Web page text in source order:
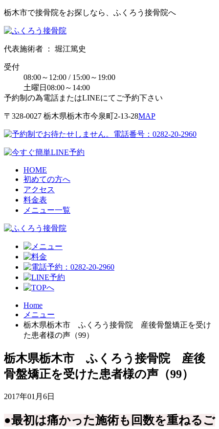
栃木市で接骨院をお探しなら、ふくろう接骨院へ
代表施術者 ： 堀江篤史
受付
08:00～12:00 / 15:00～19:00
土曜日08:00～14:00
予約制の為電話またはLINEにてご予約下さい
〒328-0027 栃⽊県栃⽊市今泉町2-13-28MAP
HOME
初めての方へ
アクセス
料金表
メニュー一覧
Home
メニュー
栃木県栃木市 ふくろう接骨院 産後骨盤矯正を受け
た患者様の声（99）
栃木県栃木市 ふくろう接骨院 産後
骨盤矯正を受けた患者様の声（99）
2017年01月6日
●最初は痛かった施術も回数を重ねるご